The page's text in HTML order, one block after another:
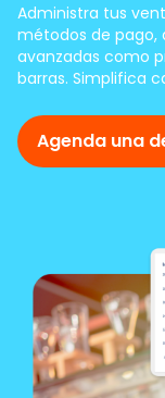
Administra tus
métodos de pago,
avanzadas como
barras. Simplifica
Agenda una